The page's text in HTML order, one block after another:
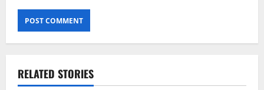
RELATED STORIES